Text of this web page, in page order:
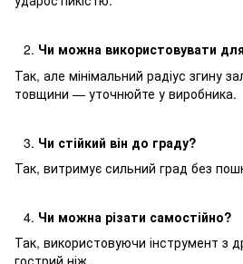
Чи можна використовувати
Так, але мінімальний радіус згину
товщини — уточнюйте у виробника.
Чи стійкий він до граду?
Так, витримує сильний град без
Чи можна різати самостійно?
Так, використовуючи інструмент з